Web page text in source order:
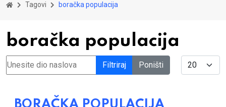
Tagovi boračka populacija
boračka populacija
Unesite dio naslova Filtriraj Poništi Display #